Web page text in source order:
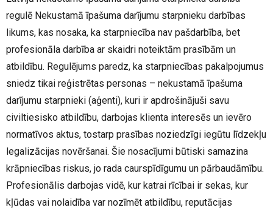
regulē Nekustamā īpašuma darījumu starpnieku darbības
likums, kas nosaka, ka starpniecība nav pašdarbība, bet
profesionāla darbība ar skaidri noteiktām prasībām un
atbildību. Regulējums paredz, ka starpniecības pakalpojumus
sniedz tikai reģistrētas personas – nekustamā īpašuma
darījumu starpnieki (aģenti), kuri ir apdrošinājuši savu
civiltiesisko atbildību, darbojas klienta interesēs un ievēro
normatīvos aktus, tostarp prasības noziedzīgi iegūtu līdzekļu
legalizācijas novēršanai. Šie nosacījumi būtiski samazina
krāpniecības riskus, jo rada caurspīdīgumu un pārbaudāmību.
Profesionālis darbojas vidē, kur katrai rīcībai ir sekas, kur
kļūdas vai nolaidība var nozīmēt atbildību, reputācijas